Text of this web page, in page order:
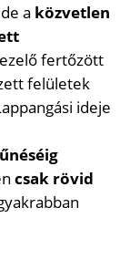
a közvetlen
fertőzött
felületek
ideje
csak rövid